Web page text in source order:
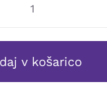
Matjaž
POTOVANJE
v košarico